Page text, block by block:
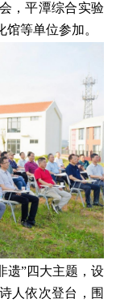
，平潭综合实验
等单位参加。
遗”四大主题，设
人依次登台，围